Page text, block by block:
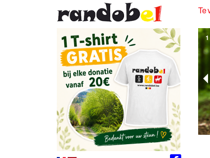
Te
2